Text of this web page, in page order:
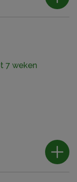
7 weken